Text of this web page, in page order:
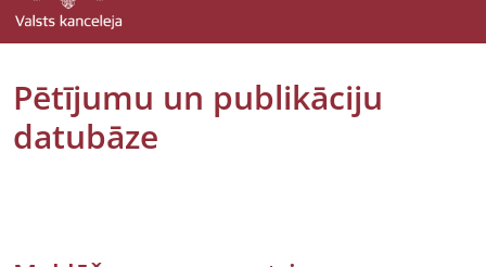
Pētījumu un publikāciju
datubāze